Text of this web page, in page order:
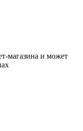
магазина и может